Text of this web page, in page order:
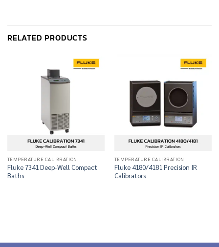
RELATED PRODUCTS
TEMPERATURE CALIBRATION
Fluke 7341 Deep-Well Compact
Baths
TEMPERATURE CALIBRATION
Fluke 4180/4181 Precision IR
Calibrators